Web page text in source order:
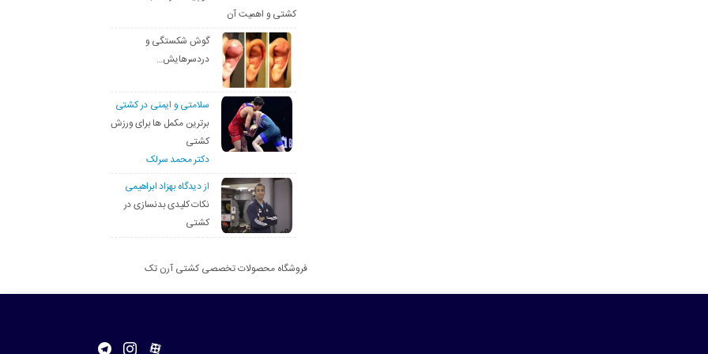
کشتی و اهمیت آن
گوش شکستگی و
دردسرهایش…
سلامتی و ایمنی در کشتی
برترین مکمل ها برای ورزش
کشتی
دکتر محمد سرلک
از دیدگاه بهزاد ابراهیمی
نکات کلیدی بدنسازی در
کشتی
فروشگاه محصولات تخصصی کشتی آرن تک